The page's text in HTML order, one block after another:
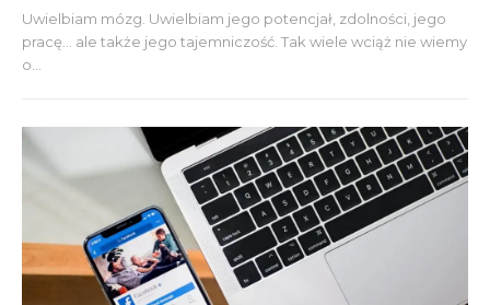
Uwielbiam mózg. Uwielbiam jego potencjał, zdolności, jego
pracę... ale także jego tajemniczość. Tak wiele wciąż nie wiemy
o...